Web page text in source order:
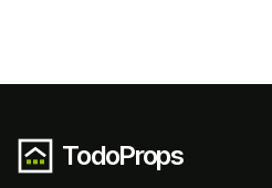
TodoProps